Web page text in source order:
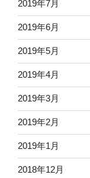
2019年7月
2019年6月
2019年5月
2019年4月
2019年3月
2019年2月
2019年1月
2018年12月